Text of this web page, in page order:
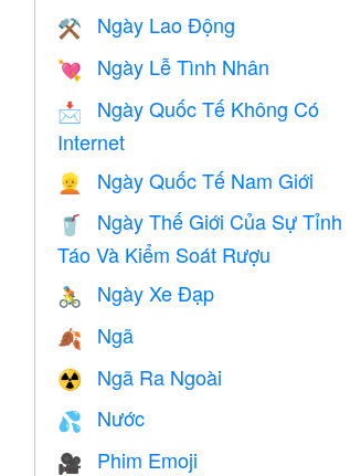
⚒️ Ngày Lao Động
💘 Ngày Lễ Tình Nhân
📩
Ngày Quốc Tế Không Có
Internet
👱 Ngày Quốc Tế Nam Giới
🥤
Ngày Thế Giới Của Sự Tỉnh
Táo Và Kiểm Soát Rượu
🚴 Ngày Xe Đạp
🍂 Ngã
☢️ Ngã Ra Ngoài
💦 Nước
🎥 Phim Emoji